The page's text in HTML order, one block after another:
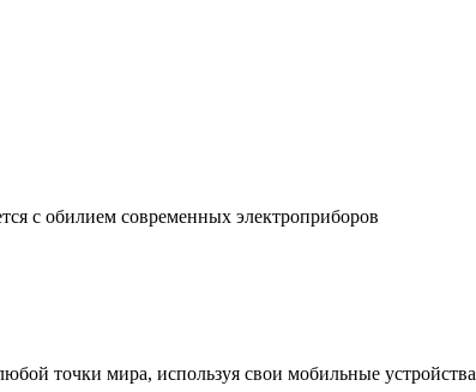
с обилием современных электроприборов
точки мира, используя свои мобильные устройства